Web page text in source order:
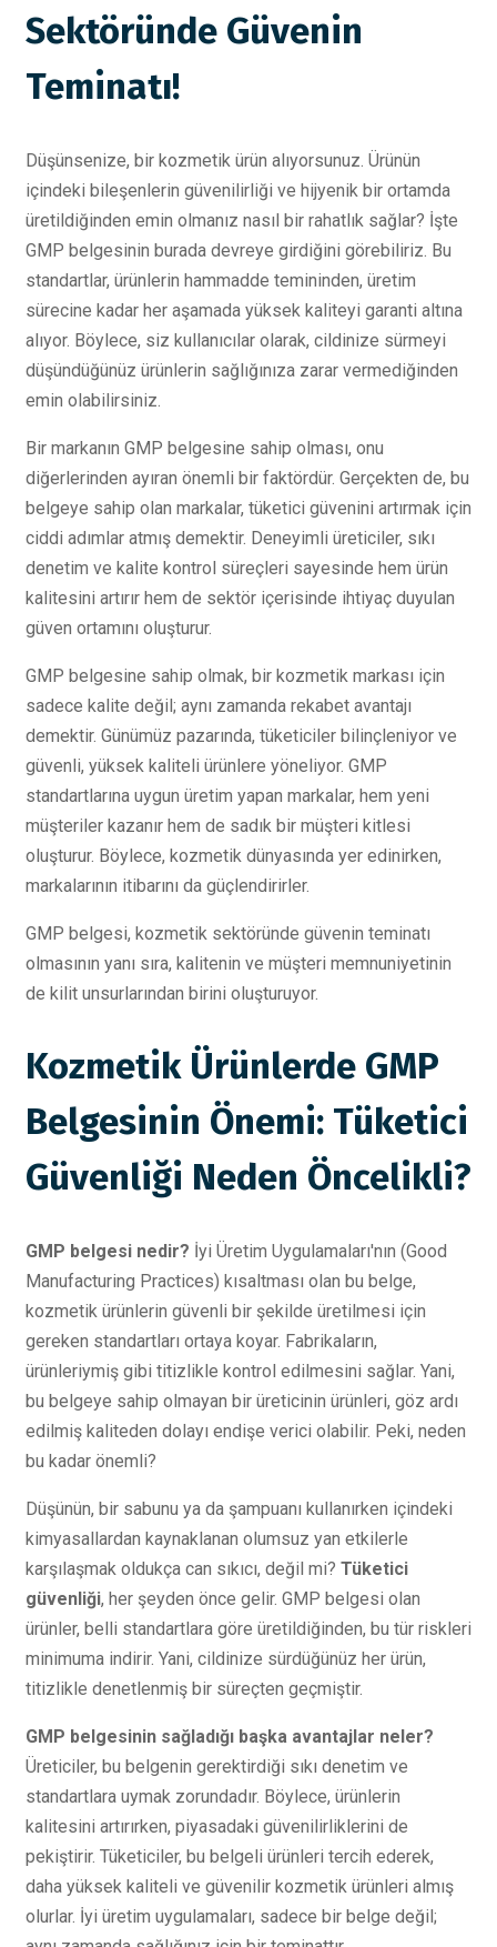
Sektöründe Güvenin
Teminatı!
Düşünsenize, bir kozmetik ürün alıyorsunuz. Ürünün
içindeki bileşenlerin güvenilirliği ve hijyenik bir ortamda
üretildiğinden emin olmanız nasıl bir rahatlık sağlar? İşte
GMP belgesinin burada devreye girdiğini görebiliriz. Bu
standartlar, ürünlerin hammadde temininden, üretim
sürecine kadar her aşamada yüksek kaliteyi garanti altına
alıyor. Böylece, siz kullanıcılar olarak, cildinize sürmeyi
düşündüğünüz ürünlerin sağlığınıza zarar vermediğinden
emin olabilirsiniz.
Bir markanın GMP belgesine sahip olması, onu
diğerlerinden ayıran önemli bir faktördür. Gerçekten de, bu
belgeye sahip olan markalar, tüketici güvenini artırmak için
ciddi adımlar atmış demektir. Deneyimli üreticiler, sıkı
denetim ve kalite kontrol süreçleri sayesinde hem ürün
kalitesini artırır hem de sektör içerisinde ihtiyaç duyulan
güven ortamını oluşturur.
GMP belgesine sahip olmak, bir kozmetik markası için
sadece kalite değil; aynı zamanda rekabet avantajı
demektir. Günümüz pazarında, tüketiciler bilinçleniyor ve
güvenli, yüksek kaliteli ürünlere yöneliyor. GMP
standartlarına uygun üretim yapan markalar, hem yeni
müşteriler kazanır hem de sadık bir müşteri kitlesi
oluşturur. Böylece, kozmetik dünyasında yer edinirken,
markalarının itibarını da güçlendirirler.
GMP belgesi, kozmetik sektöründe güvenin teminatı
olmasının yanı sıra, kalitenin ve müşteri memnuniyetinin
de kilit unsurlarından birini oluşturuyor.
Kozmetik Ürünlerde GMP
Belgesinin Önemi: Tüketici
Güvenliği Neden Öncelikli?
GMP belgesi nedir? İyi Üretim Uygulamaları'nın (Good
Manufacturing Practices) kısaltması olan bu belge,
kozmetik ürünlerin güvenli bir şekilde üretilmesi için
gereken standartları ortaya koyar. Fabrikaların,
ürünleriymiş gibi titizlikle kontrol edilmesini sağlar. Yani,
bu belgeye sahip olmayan bir üreticinin ürünleri, göz ardı
edilmiş kaliteden dolayı endişe verici olabilir. Peki, neden
bu kadar önemli?
Düşünün, bir sabunu ya da şampuanı kullanırken içindeki
kimyasallardan kaynaklanan olumsuz yan etkilerle
karşılaşmak oldukça can sıkıcı, değil mi? Tüketici
güvenliği, her şeyden önce gelir. GMP belgesi olan
ürünler, belli standartlara göre üretildiğinden, bu tür riskleri
minimuma indirir. Yani, cildinize sürdüğünüz her ürün,
titizlikle denetlenmiş bir süreçten geçmiştir.
GMP belgesinin sağladığı başka avantajlar neler?
Üreticiler, bu belgenin gerektirdiği sıkı denetim ve
standartlara uymak zorundadır. Böylece, ürünlerin
kalitesini artırırken, piyasadaki güvenilirliklerini de
pekiştirir. Tüketiciler, bu belgeli ürünleri tercih ederek,
daha yüksek kaliteli ve güvenilir kozmetik ürünleri almış
olurlar. İyi üretim uygulamaları, sadece bir belge değil;